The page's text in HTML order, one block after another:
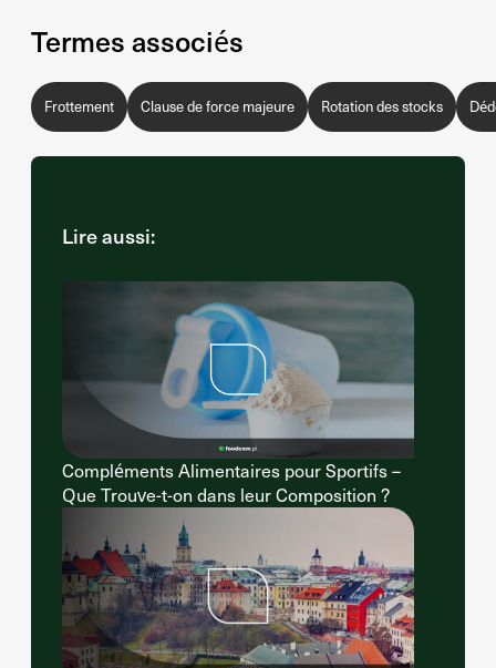
Termes associés
Frottement Clause de force majeure Rotation des stocks
Lire aussi:
Compléments Alimentaires pour Sportifs –
Que Trouve-t-on dans leur Composition ?